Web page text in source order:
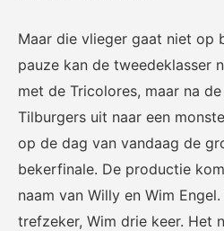
Maar die vlieger gaat niet op
pauze kan de tweedeklasser
met de Tricolores, maar na
Tilburgers uit naar een
op de dag van vandaag de
bekerfinale. De productie
naam van Willy en Wim
trefzeker, Wim drie keer. Het